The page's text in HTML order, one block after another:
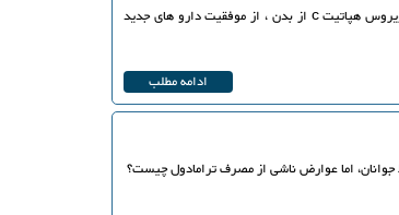
رییس شبکه هپاتیت ایران با اشاره به امکان پاک سازی ویروس هپاتیت c از بدن ، از موفقیت دارو های جدید
ادامه مطلب
جوانان، اما عوارض ناشی از مصرف ترامادول چیست؟